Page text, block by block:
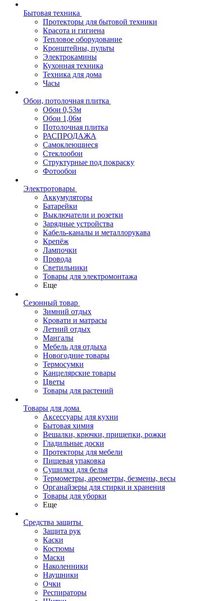
Бытовая техника
Протекторы для бытовой техники
Красота и гигиена
Тепловое оборудование
Кронштейны, пульты
Электрокамины
Кухонная техника
Техника для дома
Часы
Обои, потолочная плитка
Обои 0,53м
Обои 1,06м
Потолочная плитка
РАСПРОДАЖА
Самоклеющиеся
Стеклообои
Структурные под покраску
Фотообои
Электротовары
Аккумуляторы
Батарейки
Выключатели и розетки
Зарядные устройства
Кабель-каналы и металлорукава
Крепёж
Лампочки
Провода
Светильники
Товары для электромонтажа
Еще
Сезонный товар
Зимний отдых
Кровати и матрасы
Летний отдых
Мангалы
Мебель для отдыха
Новогодние товары
Термосумки
Канцелярские товары
Цветы
Товары для растений
Товары для дома
Аксессуары для кухни
Бытовая химия
Вешалки, крючки, прищепки, рожки
Гладильные доски
Протекторы для мебели
Пищевая упаковка
Сушилки для белья
Термометры, ареометры, безмены, весы
Органайзеры для стирки и хранения
Товары для уборки
Еще
Средства защиты
Защита рук
Каски
Костюмы
Маски
Наколенники
Наушники
Очки
Респираторы